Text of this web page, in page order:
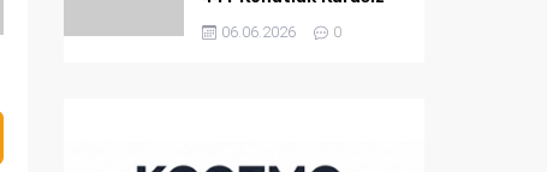
ve Ön Başvurusuz Dev
Satış
06.06.2026 0